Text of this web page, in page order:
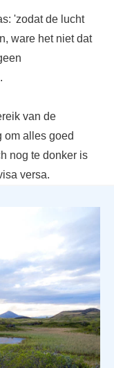
'zodat de lucht
ware het niet dat
van de
om alles goed
nog te donker is
versa.